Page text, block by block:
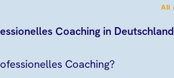
Coaching in Deutschland
Coaching?